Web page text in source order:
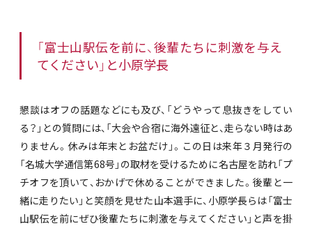
「富士山駅伝を前に、後輩たちに刺激を与え
てください」と小原学長
懇談はオフの話題などにも及び、「どうやって息抜きをしてい
る？」との質問には、「大会や合宿に海外遠征と、走らない時はあ
りません。休みは年末とお盆だけ」。この日は来年３月発行の
「名城大学通信第68号」の取材を受けるために名古屋を訪れ「プ
チオフを頂いて、おかげで休めることができました。後輩と一
緒に走りたい」と笑顔を見せた山本選手に、小原学長らは「富士
山駅伝を前にぜひ後輩たちに刺激を与えてください」と声を掛